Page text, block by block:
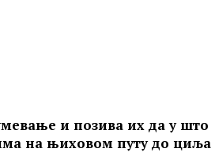
и позива их да у што
на њиховом путу до циља